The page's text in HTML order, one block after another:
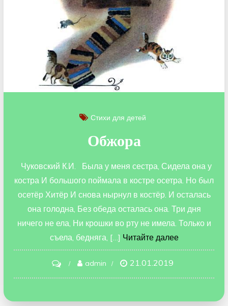
Стихи для детей
Обжора
Чуковский К.И. Была у меня сестра, Сидела она у
костра И большого поймала в костре осетра. Но был
осетёр Хитёр И снова нырнул в костёр. И осталась
она голодна, Без обеда осталась она. Три дня
ничего не ела, Ни крошки во рту не имела. Только и
съела, бедняга, […] Читайте далее
on
Обжора
admin 21.01.2019